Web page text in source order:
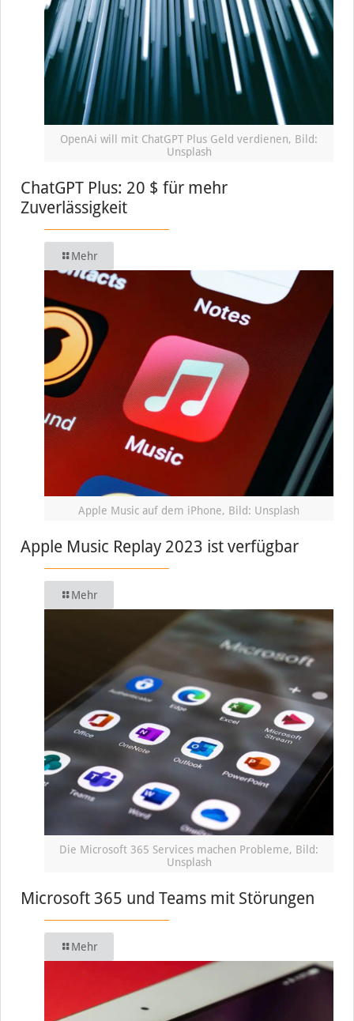
OpenAi will mit ChatGPT Plus Geld verdienen, Bild:
Unsplash
ChatGPT Plus: 20 $ für mehr
Zuverlässigkeit
Mehr
Apple Music auf dem iPhone, Bild: Unsplash
Apple Music Replay 2023 ist verfügbar
Mehr
Die Microsoft 365 Services machen Probleme, Bild:
Unsplash
Microsoft 365 und Teams mit Störungen
Mehr